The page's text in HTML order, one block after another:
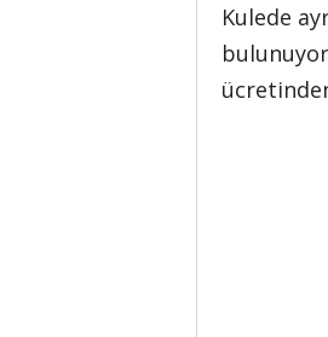
Kulede